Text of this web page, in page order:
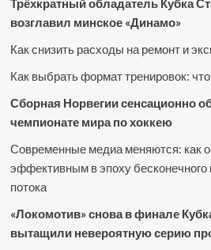
Трёхкратный обладатель Кубка
возглавил минское «Динамо»
Как снизить расходы на ремонт и
Как выбрать формат тренировок:
Сборная Норвегии сенсационно
чемпионате мира по хоккею
Современные медиа меняются: как
эффективным в эпоху
потока
«Локомотив» снова в финале
вытащили невероятную серию